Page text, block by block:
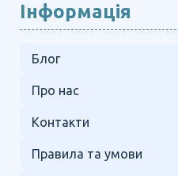
Інформація
Блог
Про нас
Контакти
Правила та умови